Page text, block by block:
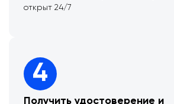
открыт 24/7
4
Получить удостоверение и